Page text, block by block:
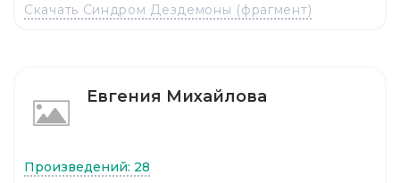
Скачать Синдром Дездемоны (фрагмент)
Евгения Михайлова
Произведений: 28